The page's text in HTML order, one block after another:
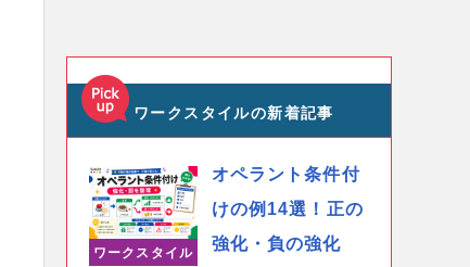
ワークスタイルの新着記事
ワークスタイル
オペラント条件付
けの例14選！正の
強化・負の強化